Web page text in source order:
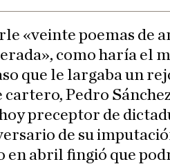
«veinte poemas de
como haría el
que le largaba un
Pedro
preceptor de
de su
en abril fingió que